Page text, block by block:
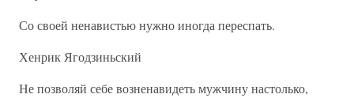
Со своей ненавистью нужно иногда переспать.
Хенрик Ягодзиньский
Не позволяй себе возненавидеть мужчину настолько,